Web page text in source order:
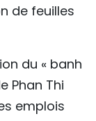
de feuilles
du « banh
Phan Thi
emplois